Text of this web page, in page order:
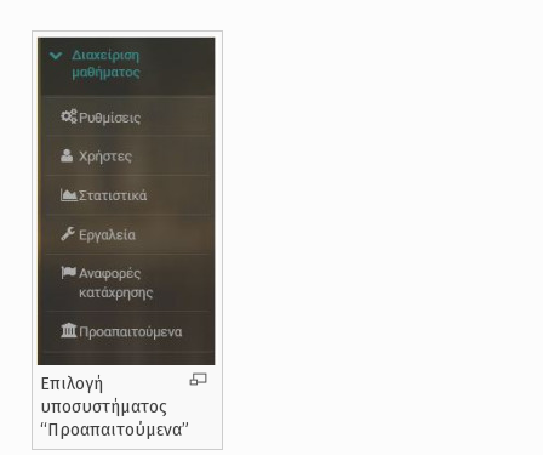
Επιλογή
υποσυστήματος
“Προαπαιτούμενα”